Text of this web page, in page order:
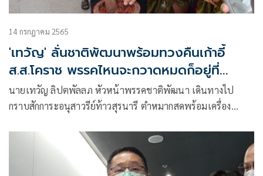
14 กรกฎาคม 2565
'เทวัญ' ลั่นชาติพัฒนาพร้อมทวงคืนเก้าอี้
ส.ส.โคราช พรรคไหนจะกวาดหมดก็อยู่ที่
ประชาชน
นายเทวัญ ลิปตพัลลภ หัวหน้าพรรคชาติพัฒนา เดินทางไป
กราบสักการะอนุสาวรีย์ท้าวสุรนารี ตำหมากสดพร้อมเครื่อง
เชื่อจะได้สมหวังตามความปรารถนา